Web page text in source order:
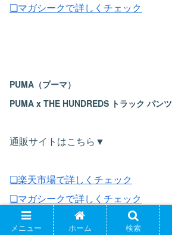
❏マガシークで詳しくチェック
PUMA（プーマ）
PUMA x THE HUNDREDS トラック パンツ
通販サイトはこちら▼
❏楽天市場で詳しくチェック
❏マガシークで詳しくチェック
メニュー ホーム 検索